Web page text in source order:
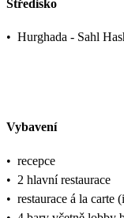
Středisko
• Hurghada - Sahl
Vybavení
• recepce
• 2 hlavní restaurace
• restaurace á la carte